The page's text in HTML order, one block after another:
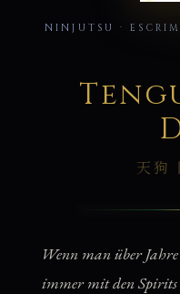
NINJUTSU ·
天狗
Wenn man über
immer mit den Spirits